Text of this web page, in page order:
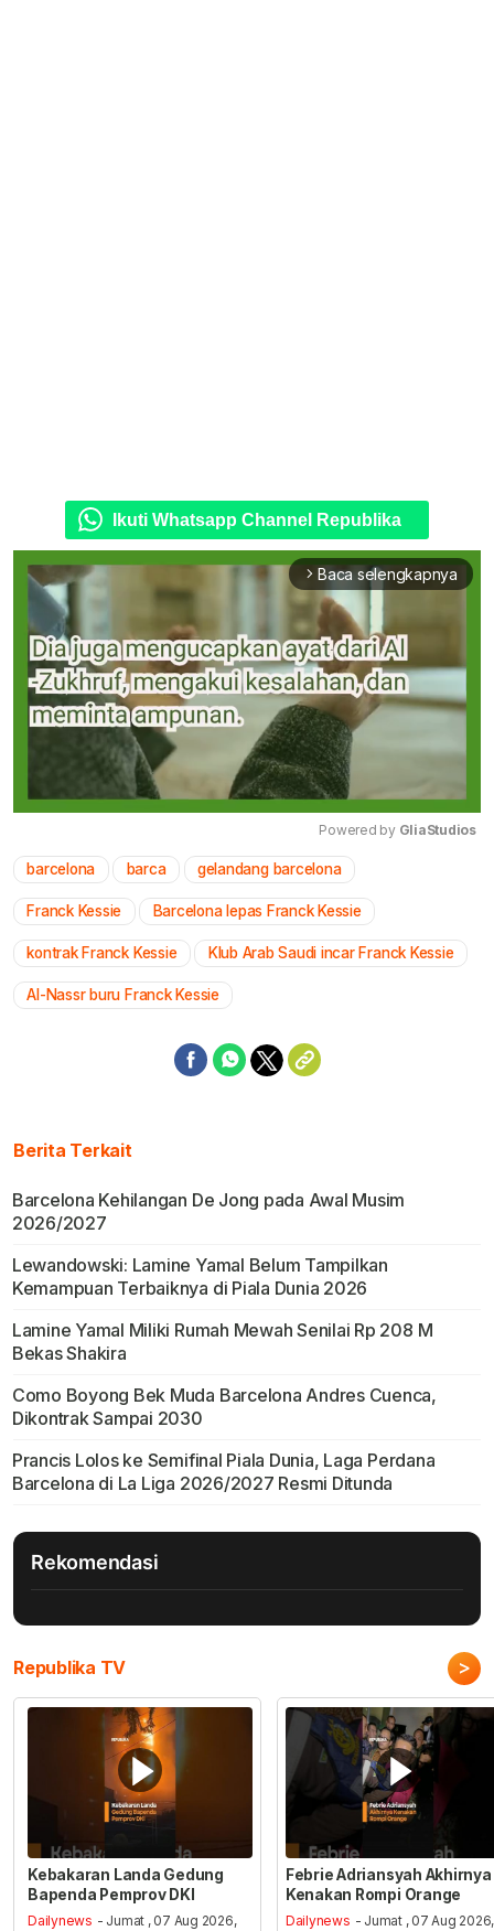
Ikuti Whatsapp Channel Republika
arrow_forward_ios Baca selengkapnya
Powered by GliaStudios
barcelona barca gelandang barcelona
Franck Kessie Barcelona lepas Franck Kessie
kontrak Franck Kessie Klub Arab Saudi incar Franck Kessie
Al-Nassr buru Franck Kessie
Berita Terkait
Barcelona Kehilangan De Jong pada Awal Musim
2026/2027
Lewandowski: Lamine Yamal Belum Tampilkan
Kemampuan Terbaiknya di Piala Dunia 2026
Lamine Yamal Miliki Rumah Mewah Senilai Rp 208 M
Bekas Shakira
Como Boyong Bek Muda Barcelona Andres Cuenca,
Dikontrak Sampai 2030
Prancis Lolos ke Semifinal Piala Dunia, Laga Perdana
Barcelona di La Liga 2026/2027 Resmi Ditunda
Rekomendasi
Republika TV >
Kebakaran Landa Gedung
Bapenda Pemprov DKI
Dailynews - Jumat , 07 Aug 2026,
Febrie Adriansyah Akhirnya
Kenakan Rompi Orange
Dailynews - Jumat , 07 Aug 2026,